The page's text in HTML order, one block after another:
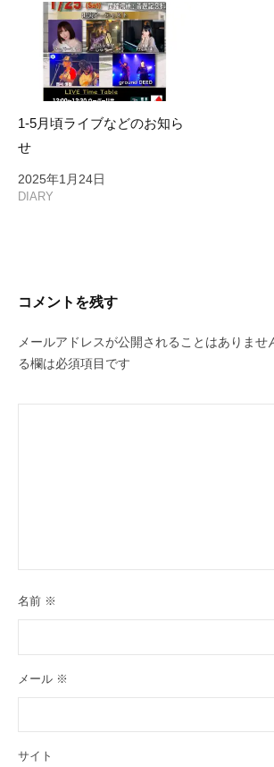
1-5月頃ライブなどのお知ら
せ
2025年1月24日
DIARY
コメントを残す
メールアドレスが公開されることはありませ
る欄は必須項目です
名前 ※
メール ※
サイト